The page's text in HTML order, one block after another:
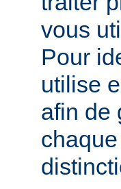
vous
Pour
utilise
afin de